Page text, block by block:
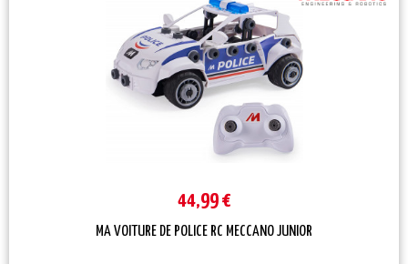
44,99 €
MA VOITURE DE POLICE RC MECCANO JUNIOR